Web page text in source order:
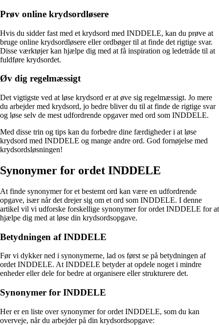
Prøv online krydsordløsere
Hvis du sidder fast med et krydsord med INDDELE, kan du prøve at
bruge online krydsordløsere eller ordbøger til at finde det rigtige svar.
Disse værktøjer kan hjælpe dig med at få inspiration og ledetråde til at
fuldføre krydsordet.
Øv dig regelmæssigt
Det vigtigste ved at løse krydsord er at øve sig regelmæssigt. Jo mere
du arbejder med krydsord, jo bedre bliver du til at finde de rigtige svar
og løse selv de mest udfordrende opgaver med ord som INDDELE.
Med disse trin og tips kan du forbedre dine færdigheder i at løse
krydsord med INDDELE og mange andre ord. God fornøjelse med
krydsordsløsningen!
Synonymer for ordet INDDELE
At finde synonymer for et bestemt ord kan være en udfordrende
opgave, især når det drejer sig om et ord som INDDELE. I denne
artikel vil vi udforske forskellige synonymer for ordet INDDELE for at
hjælpe dig med at løse din krydsordsopgave.
Betydningen af INDDELE
Før vi dykker ned i synonymerne, lad os først se på betydningen af
ordet INDDELE. At INDDELE betyder at opdele noget i mindre
enheder eller dele for bedre at organisere eller strukturere det.
Synonymer for INDDELE
Her er en liste over synonymer for ordet INDDELE, som du kan
overveje, når du arbejder på din krydsordsopgave: